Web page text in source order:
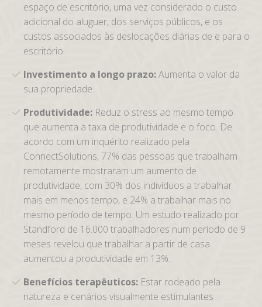
espaço de escritório, uma vez considerado o custo
adicional do aluguer, dos serviços públicos, e os
custos associados às deslocações diárias de e para o
escritório.
Investimento a longo prazo:Aumenta o valor da
sua propriedade.
Produtividade: Reduz o stress ao mesmo tempo
que aumenta a taxa de produtividade e o foco. De
acordo com um inquérito realizado pela
ConnectSolutions, 77% das pessoas que trabalham
remotamente mostraram um aumento de
produtividade, com 30% dos indivíduos a trabalhar
mais em menos tempo, e 24% a trabalhar mais no
mesmo período de tempo. Um estudo realizado por
Standford de 16.000 trabalhadores num período de 9
meses revelou que trabalhar a partir de casa
aumentou a produtividade em 13%.
Benefícios terapêuticos: Estar rodeado pela
natureza e cenários visualmente estimulantes